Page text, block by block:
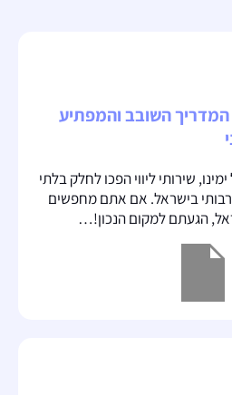
המדריך השובב והמפתיע
שירותי ליווי הפכו לחלק בלתי
בישראל. אם אתם מחפשים
הגעתם למקום הנכון!…